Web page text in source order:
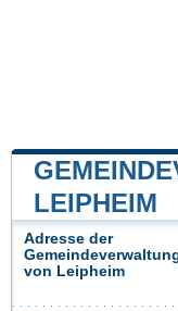
LEIPHEIM
Adresse der
von Leipheim